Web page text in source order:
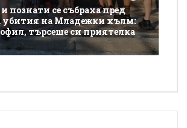
познати се събраха пред
убития на Младежки хълм:
търсеше си приятелка